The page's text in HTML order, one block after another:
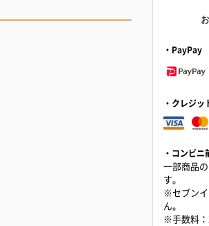
・PayPay
・クレジッ
・コンビニ
一部商品
す。
※セブン
ん。
※手数料